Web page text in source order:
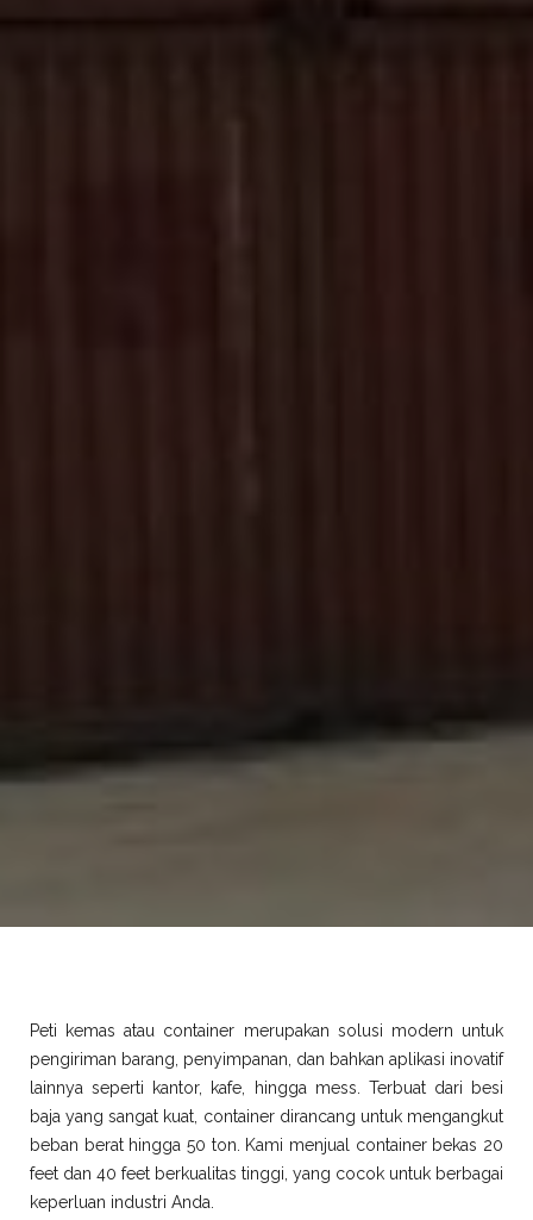
Peti kemas atau container merupakan solusi modern untuk
pengiriman barang, penyimpanan, dan bahkan aplikasi inovatif
lainnya seperti kantor, kafe, hingga mess. Terbuat dari besi
baja yang sangat kuat, container dirancang untuk mengangkut
beban berat hingga 50 ton. Kami menjual container bekas 20
feet dan 40 feet berkualitas tinggi, yang cocok untuk berbagai
keperluan industri Anda.